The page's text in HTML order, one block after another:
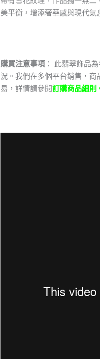
美平衡，增添奢華感與現代氣
購買注意事項 ： 此翡翠飾品
況。我們在多個平台銷售，
易，詳情請參閱訂購商品細則